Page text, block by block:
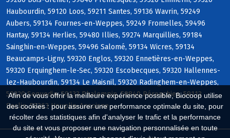
Afin de vous offrir la meilleure expérience possible, Biocoop utilise
des cookies : pour assurer une performance optimale du site, pour
récolter des statistiques afin d'analyser le trafic et la performance
du site et vous proposer une navigation personnalisée en toute
Haubourdin, 59120 Loos, 59211 Santes, 59136 Wavrin, 59249
Aubers, 59134 Fournes-en-Weppes, 59249 Fromelles, 59496
Hantay, 59134 Herlies, 59480 Illies, 59274 Marquillies, 59184
Sainghin-en-Weppes, 59496 Salomé, 59134 Wicres, 59134
Beaucamps-Ligny, 59320 Englos, 59320 Ennetières-en-Weppes,
59320 Erquinghem-le-Sec, 59320 Escobecques, 59320 Hallennes-
lez-Haubourdin, 59134 Le Maisnil, 59320 Radinghem-en-Weppes,
59320 Sequedin, 59133 Phalempin, 59840 Pérenchies, 59113
Seclin, 59263 Houplin-Ancoisne